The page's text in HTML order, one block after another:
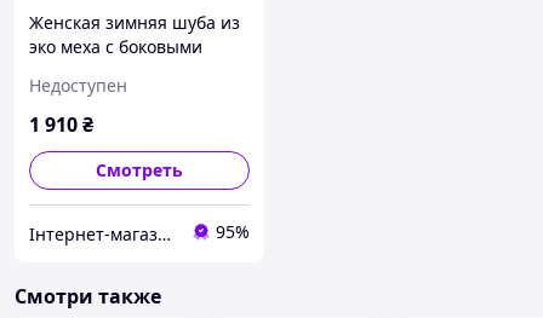
Женская зимняя шуба из
эко меха с боковыми
универсальный 42-46
Айвори, 42/46
Недоступен
1 910₴
Смотреть
Інтернет-магазин одягу та взуття KedON 95%
Смотри также